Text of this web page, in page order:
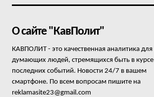
О сайте "КавПолит"
КАВПОЛИТ - это качественная аналитика для
думающих людей, стремящихся быть в курсе
последних событий. Новости 24/7 в вашем
смартфоне. По всем вопросам пишите на
reklamasite23@gmail.com